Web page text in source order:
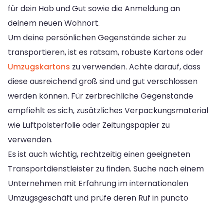
für dein Hab und Gut sowie die Anmeldung an
deinem neuen Wohnort.
Um deine persönlichen Gegenstände sicher zu
transportieren, ist es ratsam, robuste Kartons oder
Umzugskartons zu verwenden. Achte darauf, dass
diese ausreichend groß sind und gut verschlossen
werden können. Für zerbrechliche Gegenstände
empfiehlt es sich, zusätzliches Verpackungsmaterial
wie Luftpolsterfolie oder Zeitungspapier zu
verwenden.
Es ist auch wichtig, rechtzeitig einen geeigneten
Transportdienstleister zu finden. Suche nach einem
Unternehmen mit Erfahrung im internationalen
Umzugsgeschäft und prüfe deren Ruf in puncto